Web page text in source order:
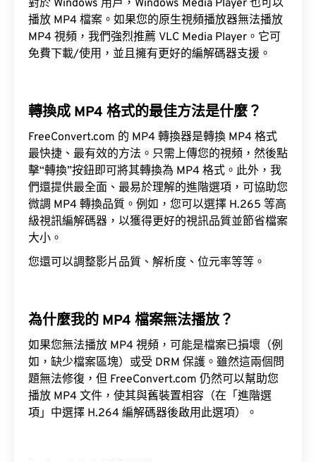
對於 Windows 用戶，Windows Media Player 也可以
播放 MP4 檔案。如果您的原生視頻播放器無法播放
MP4 視頻，我們強烈推薦 VLC Media Player。它可
免費下載/使用，並且擁有更好的編解碼器支援。
轉換成 MP4 格式的最佳方法是什麼？
FreeConvert.com 的 MP4 轉換器是轉換 MP4 格式
最快捷、最有效的方法。只需上傳您的視頻，然後點
擊“轉換”按鈕即可將其轉換為 MP4 格式。此外，我
們還提供最全面、最易於理解的進階選項，可協助您
微調 MP4 轉換品質。例如，您可以選擇 H.265 等高
級視訊編解碼器，以獲得更好的視訊品質並節省檔案
大小。
您還可以調整影片品質、解析度、位元率等等。
為什麼我的 MP4 檔案無法播放？
如果您無法播放 MP4 視頻，可能是檔案已損壞（例
如，缺少檔案區塊）或受 DRM 保護。雖然這兩個問
題無法修復，但 FreeConvert.com 仍然可以幫助您
播放 MP4 文件，使其與舊裝置相容（在「進階選
項」中選擇 H.264 編解碼器後啟用此選項）。